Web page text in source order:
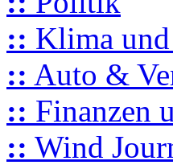
:: Klima
:: Auto &
:: Finanzen
:: Wind